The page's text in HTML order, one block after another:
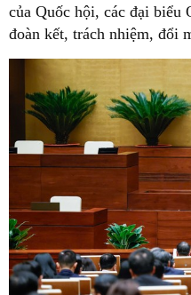
của Quốc hội, các đại biểu
đoàn kết, trách nhiệm, đổi